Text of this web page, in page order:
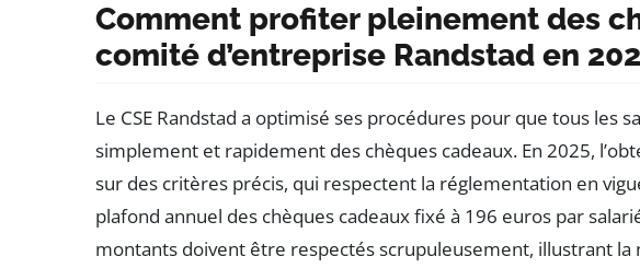
Comment profiter pleinement des
comité d’entreprise Randstad en
Le CSE Randstad a optimisé ses procédures pour que tous les
simplement et rapidement des chèques cadeaux. En 2025,
sur des critères précis, qui respectent la réglementation en
plafond annuel des chèques cadeaux fixé à 196 euros par
montants doivent être respectés scrupuleusement, illustrant la